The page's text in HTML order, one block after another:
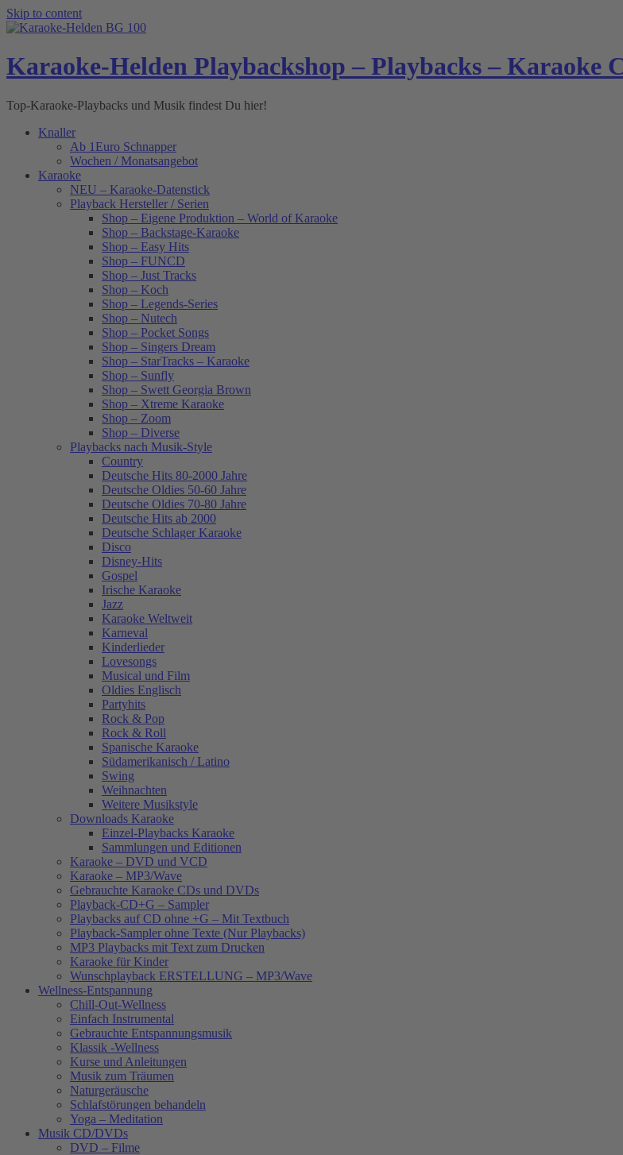
Skip to content
Karaoke-Helden Playbackshop – Playbacks – Karaoke
Top-Karaoke-Playbacks und Musik findest Du hier!
Knaller
Ab 1Euro Schnapper
Wochen / Monatsangebot
Karaoke
NEU – Karaoke-Datenstick
Playback Hersteller / Serien
Shop – Eigene Produktion – World of Karaoke
Shop – Backstage-Karaoke
Shop – Easy Hits
Shop – FUNCD
Shop – Just Tracks
Shop – Koch
Shop – Legends-Series
Shop – Nutech
Shop – Pocket Songs
Shop – Singers Dream
Shop – StarTracks – Karaoke
Shop – Sunfly
Shop – Swett Georgia Brown
Shop – Xtreme Karaoke
Shop – Zoom
Shop – Diverse
Playbacks nach Musik-Style
Country
Deutsche Hits 80-2000 Jahre
Deutsche Oldies 50-60 Jahre
Deutsche Oldies 70-80 Jahre
Deutsche Hits ab 2000
Deutsche Schlager Karaoke
Disco
Disney-Hits
Gospel
Irische Karaoke
Jazz
Karaoke Weltweit
Karneval
Kinderlieder
Lovesongs
Musical und Film
Oldies Englisch
Partyhits
Rock & Pop
Rock & Roll
Spanische Karaoke
Südamerikanisch / Latino
Swing
Weihnachten
Weitere Musikstyle
Downloads Karaoke
Einzel-Playbacks Karaoke
Sammlungen und Editionen
Karaoke – DVD und VCD
Karaoke – MP3/Wave
Gebrauchte Karaoke CDs und DVDs
Playback-CD+G – Sampler
Playbacks auf CD ohne +G – Mit Textbuch
Playback-Sampler ohne Texte (Nur Playbacks)
MP3 Playbacks mit Text zum Drucken
Karaoke für Kinder
Wunschplayback ERSTELLUNG – MP3/Wave
Wellness-Entspannung
Chill-Out-Wellness
Einfach Instrumental
Gebrauchte Entspannungsmusik
Klassik -Wellness
Kurse und Anleitungen
Musik zum Träumen
Naturgeräusche
Schlafstörungen behandeln
Yoga – Meditation
Musik CD/DVDs
DVD – Filme